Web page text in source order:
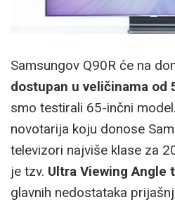
Samsungov Q90R će na
dostupan u veličinama od
smo testirali 65-inčni
novotarija koju donose
televizori najviše klase za
je tzv. Ultra Viewing Angle
glavnih nedostataka